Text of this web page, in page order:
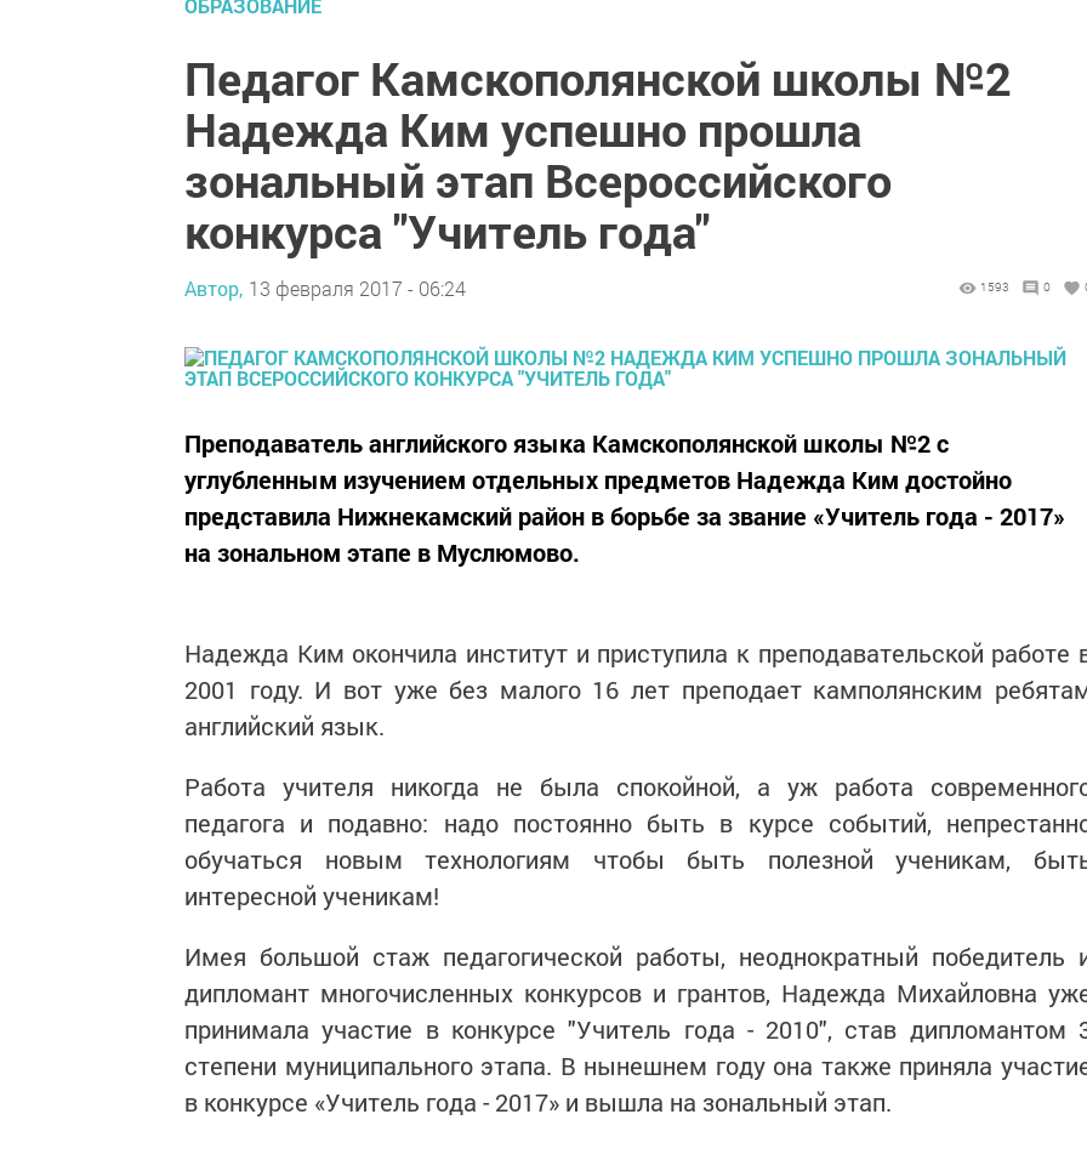
ОБРАЗОВАНИЕ
Педагог Камскополянской школы №2
Надежда Ким успешно прошла
зональный этап Всероссийского
конкурса "Учитель года"
Автор, 13 февраля 2017 - 06:24 1593 0
Преподаватель английского языка Камскополянской школы №2 с
углубленным изучением отдельных предметов Надежда Ким достойно
представила Нижнекамский район в борьбе за звание «Учитель года - 2017»
на зональном этапе в Муслюмово.
Надежда Ким окончила институт и приступила к преподавательской работе
2001 году. И вот уже без малого 16 лет преподает камполянским
английский язык.
Работа учителя никогда не была спокойной, а уж работа
педагога и подавно: надо постоянно быть в курсе событий,
обучаться новым технологиям чтобы быть полезной ученикам,
интересной ученикам!
Имея большой стаж педагогической работы, неоднократный победитель
дипломант многочисленных конкурсов и грантов, Надежда Михайловна
принимала участие в конкурсе "Учитель года - 2010", став дипломантом
степени муниципального этапа. В нынешнем году она также приняла
в конкурсе «Учитель года - 2017» и вышла на зональный этап.